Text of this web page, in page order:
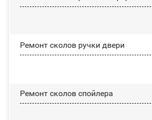
Ремонт сколов ручки двери
Ремонт сколов спойлера